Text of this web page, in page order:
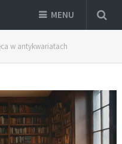
MENU
w antykwariatach